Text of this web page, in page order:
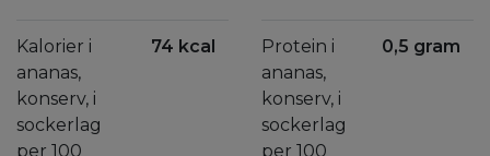
Kalorier i
ananas,
konserv, i
sockerlag
per 100
74 kcal
Protein i
ananas,
konserv, i
sockerlag
per 100
0,5 gram